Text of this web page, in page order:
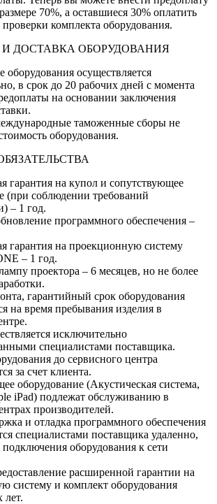
70%, а оставшиеся 30% оплатить
комплекта оборудования.
И ДОСТАВКА ОБОРУДОВАНИЯ
оборудования осуществляется
в срок до 20 рабочих дней с момента
на основании заключения
таможенные сборы не
оборудования.
гарантия на купол и сопутствующее
(при соблюдении требований
– 1 год.
программного обеспечения –
гарантия на проекционную систему
– 1 год.
проектора – 6 месяцев, но не более
гарантийный срок оборудования
на время пребывания изделия в
исключительно
специалистами поставщика.
до сервисного центра
за счет клиента.
оборудование (Акустическая система,
iPad) подлежат обслуживанию в
производителей.
и отладка программного обеспечения
специалистами поставщика удаленно,
оборудования к сети
расширенной гарантии на
систему и комплект оборудования
лет.